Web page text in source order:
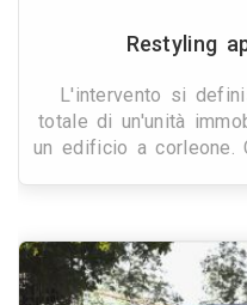
Restyling
L'intervento si
totale di un'unità
un edificio a corleone.
giovane coppia, si